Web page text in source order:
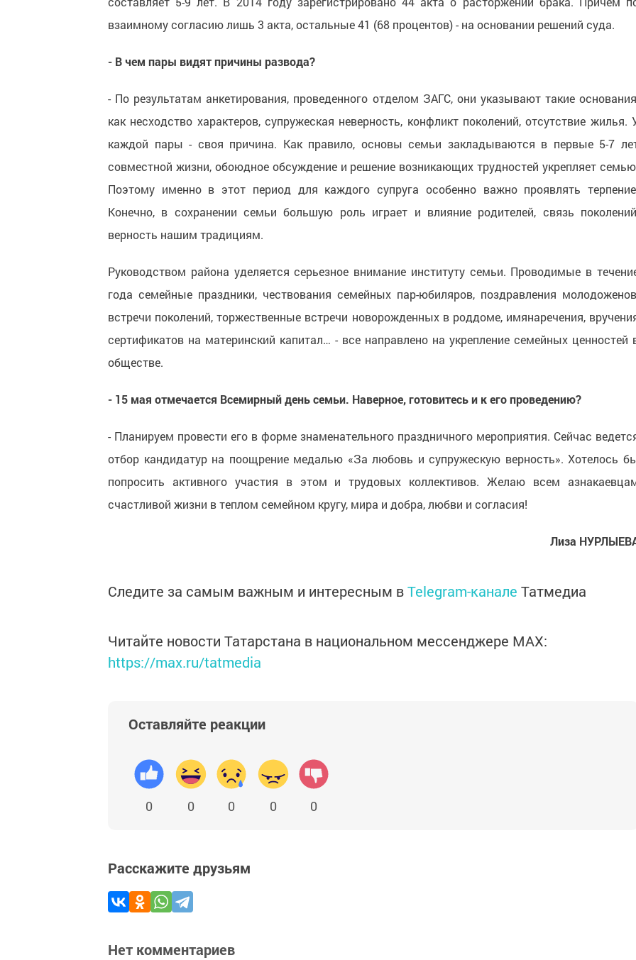
взаимному согласию лишь 3 акта, остальные 41 (68 процентов) - на основании решений суда.
- В чем пары видят причины развода?
- По результатам анкетирования, проведенного отделом ЗАГС, они указывают такие
как несходство характеров, супружеская неверность, конфликт поколений, отсутствие жилья.
каждой пары - своя причина. Как правило, основы семьи закладываются в первые 5-7
совместной жизни, обоюдное обсуждение и решение возникающих трудностей укрепляет
Поэтому именно в этот период для каждого супруга особенно важно проявлять
Конечно, в сохранении семьи большую роль играет и влияние родителей, связь
верность нашим традициям.
Руководством района уделяется серьезное внимание институту семьи. Проводимые в
года семейные праздники, чествования семейных пар-юбиляров, поздравления
встречи поколений, торжественные встречи новорожденных в роддоме, имянаречения,
сертификатов на материнский капитал… - все направлено на укрепление семейных ценностей
обществе.
- 15 мая отмечается Всемирный день семьи. Наверное, готовитесь и к его проведению?
- Планируем провести его в форме знаменательного праздничного мероприятия. Сейчас
отбор кандидатур на поощрение медалью «За любовь и супружескую верность». Хотелось
попросить активного участия в этом и трудовых коллективов. Желаю всем
счастливой жизни в теплом семейном кругу, мира и добра, любви и согласия!
Лиза
Следите за самым важным и интересным вTelegram-канале Татмедиа
Читайте новости Татарстана в национальном мессенджере MАХ:
https://max.ru/tatmedia
Оставляйте реакции
0 0 0 0 0
Расскажите друзьям
Нет комментариев